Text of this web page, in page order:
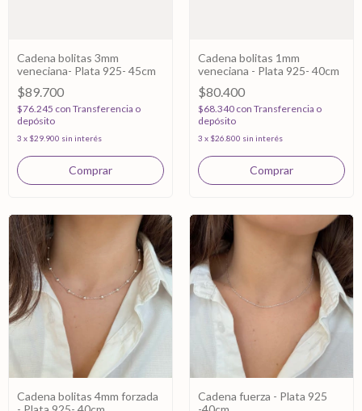
Cadena bolitas 3mm
veneciana- Plata 925- 45cm
$89.700
$76.245 con Transferencia o
depósito
3 x $29.900 sin interés
Cadena bolitas 1mm
veneciana - Plata 925- 40cm
$80.400
$68.340 con Transferencia o
depósito
3 x $26.800 sin interés
Cadena bolitas 4mm forzada
Cadena fuerza - Plata 925